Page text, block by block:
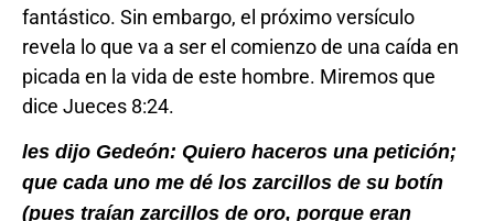
fantástico. Sin embargo, el próximo versículo
revela lo que va a ser el comienzo de una caída en
picada en la vida de este hombre. Miremos que
dice Jueces 8:24.
les dijo Gedeón: Quiero haceros una petición;
que cada uno me dé los zarcillos de su botín
(pues traían zarcillos de oro, porque eran